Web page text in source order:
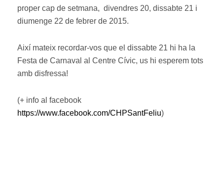
proper cap de setmana, divendres 20, dissabte 21 i
diumenge 22 de febrer de 2015.
Així mateix recordar-vos que el dissabte 21 hi ha la
Festa de Carnaval al Centre Cívic, us hi esperem tots
amb disfressa!
(+ info al facebook
https://www.facebook.com/CHPSantFeliu)